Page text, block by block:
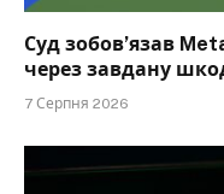
Суд зобов’язав
через завдану
7 Серпня 2026